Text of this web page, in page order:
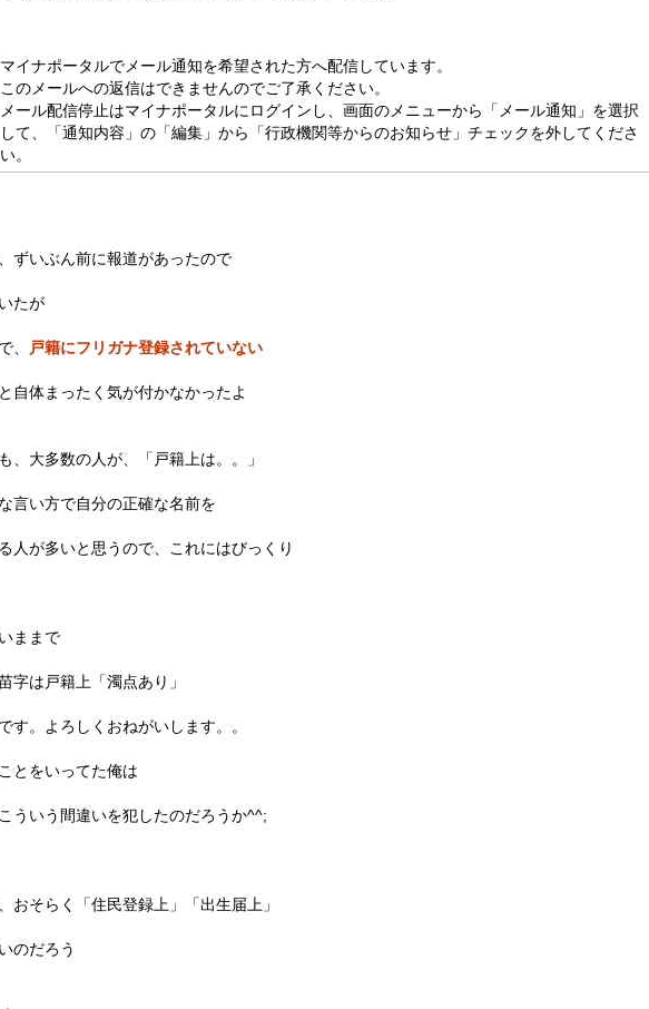
マイナポータルでメール通知を希望された方へ配信しています。
このメールへの返信はできませんのでご了承ください。
メール配信停止はマイナポータルにログインし、画面のメニューから「メール通知」を選択
して、「通知内容」の「編集」から「行政機関等からのお知らせ」チェックを外してくださ
い。
ずいぶん前に報道があったので
たが
、 戸籍にフリガナ登録されていない
自体まったく気が付かなかったよ
、大多数の人が、「戸籍上は。。」
言い方で自分の正確な名前を
人が多いと思うので、これにはびっくり
ままで
字は戸籍上「濁点あり」
す。よろしくおねがいします。。
とをいってた俺は
ういう間違いを犯したのだろうか^^;
おそらく「住民登録上」「出生届上」
のだろう